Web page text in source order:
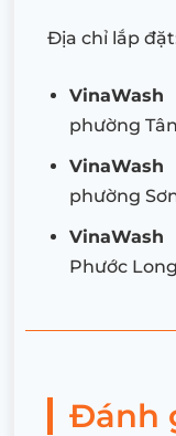
Địa chỉ lắp
phường
phường
Phước
Đánh